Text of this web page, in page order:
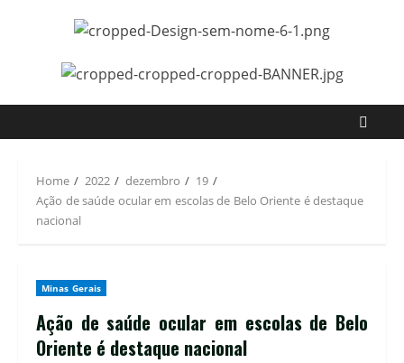
Home 2022 dezembro
19
Ação de saúde ocular em escolas de Belo Oriente é destaque
nacional
Minas Gerais
Ação de saúde ocular em escolas de Belo
Oriente é destaque nacional